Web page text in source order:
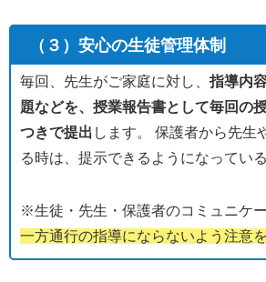
（３）安心の生徒管理体制
毎回、先生がご家庭に対し、 指導内
題などを、授業報告書として毎回の
つきで提出 します。 保護者から先生
る時は、提示できるようになってい
※生徒・先生・保護者のコミュニケ
一方通行の指導にならないよう注意